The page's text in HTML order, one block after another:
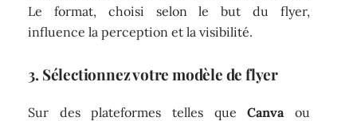
Le format, choisi selon le but du flyer,
influence la perception et la visibilité.
3. Sélectionnez votre modèle de flyer
Sur des plateformes telles queCanva ou